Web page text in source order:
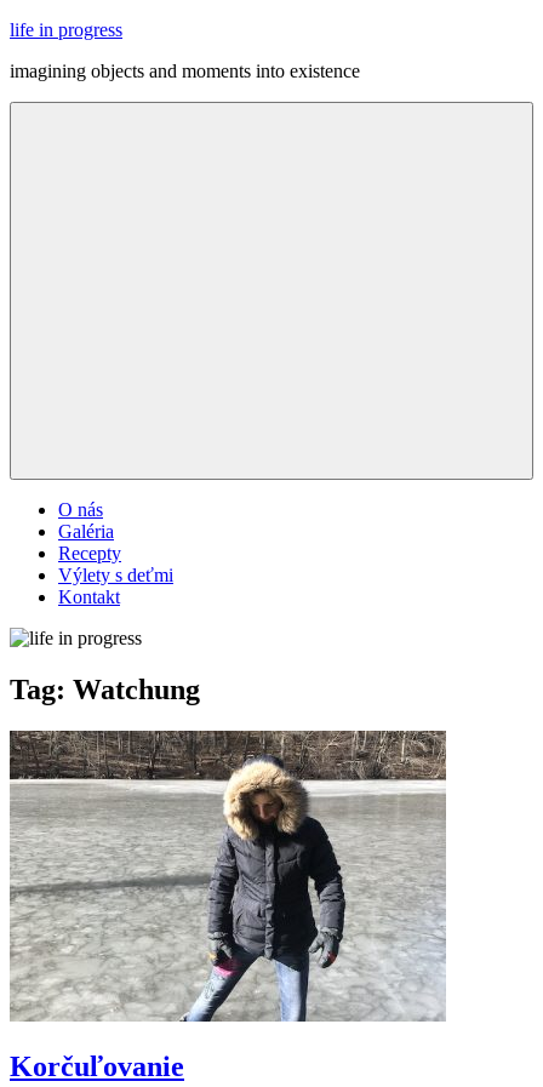
Skip
content
life in progress
imagining objects and moments into existence
O nás
Galéria
Recepty
Výlety s deťmi
Kontakt
Tag: Watchung
Korčuľovanie